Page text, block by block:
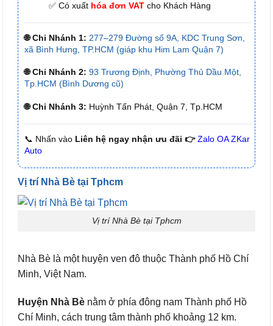
✅ Có xuất hóa đơn VAT cho Khách Hàng
🌐 Chi Nhánh 1: 277–279 Đường số 9A, KDC Trung Sơn,
xã Bình Hưng, TP.HCM (giáp khu Him Lam Quận 7)
🌐 Chi Nhánh 2: 93 Trương Định, Phường Thủ Dầu Một,
Tp.HCM (Bình Dương cũ)
🌐 Chi Nhánh 3: Huỳnh Tấn Phát, Quận 7, Tp.HCM
📞 Nhấn vào Liên hệ ngay nhận ưu đãi 👉 Zalo OA ZKar
Auto
Vị trí Nhà Bè tại Tphcm
Vị trí Nhà Bè tại Tphcm
Nhà Bè là một huyện ven đô thuộc Thành phố Hồ Chí
Minh, Việt Nam.
Huyện Nhà Bè nằm ở phía đông nam Thành phố Hồ
Chí Minh, cách trung tâm thành phố khoảng 12 km.